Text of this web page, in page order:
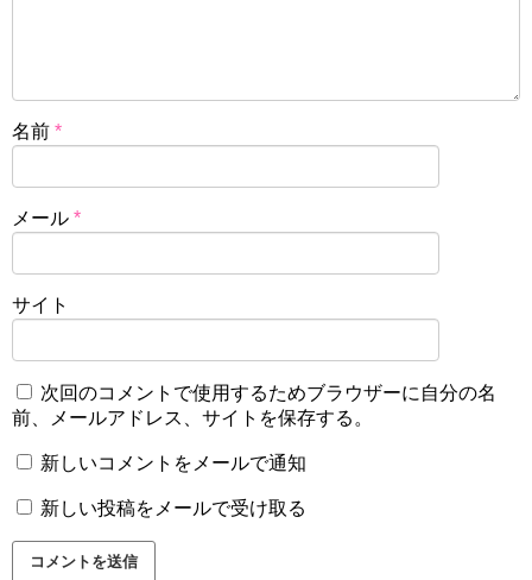
名前 *
メール *
サイト
次回のコメントで使用するためブラウザーに自分の名
前、メールアドレス、サイトを保存する。
新しいコメントをメールで通知
新しい投稿をメールで受け取る